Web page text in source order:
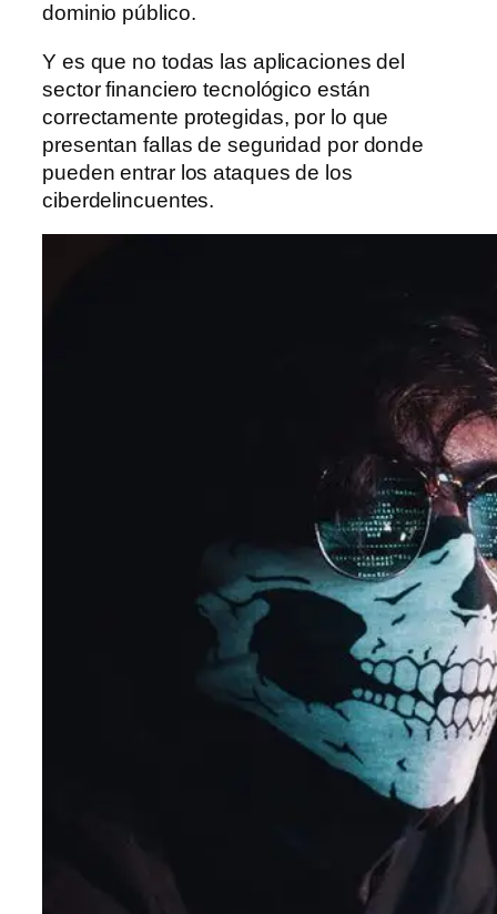
dominio público.
Y es que no todas las aplicaciones del
sector financiero tecnológico están
correctamente protegidas, por lo que
presentan fallas de seguridad por donde
pueden entrar los ataques de los
ciberdelincuentes.